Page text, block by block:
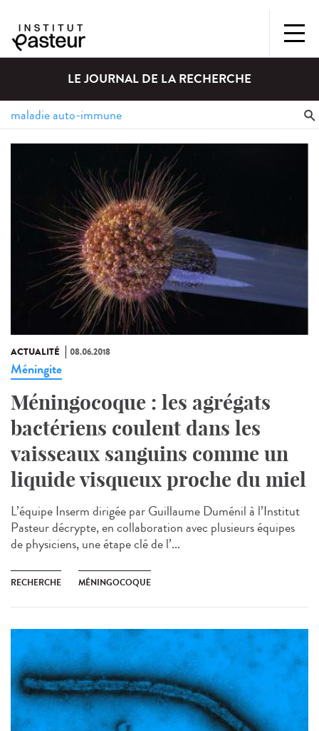
LE JOURNAL DE LA RECHERCHE
ACTUALITÉ 08.06.2018
Méningite
Méningocoque : les agrégats
bactériens coulent dans les
vaisseaux sanguins comme un
liquide visqueux proche du miel
L’équipe Inserm dirigée par Guillaume Duménil à l’Institut
Pasteur décrypte, en collaboration avec plusieurs équipes
de physiciens, une étape clé de l’...
RECHERCHE MÉNINGOCOQUE